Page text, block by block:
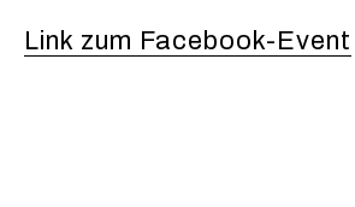
Link zum Facebook-Event